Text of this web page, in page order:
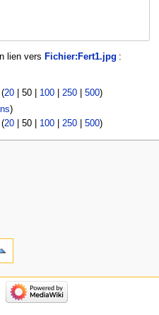
lien vers Fichier:Fert1.jpg :
20| 50| 100| 250| 500)
)
20| 50| 100| 250| 500)